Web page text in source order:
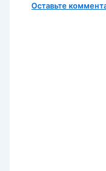
Оставьте